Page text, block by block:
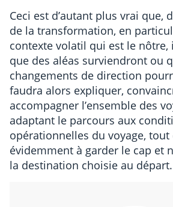
Ceci est d’autant plus vrai que,
de la transformation, en
contexte volatil qui est le
que des aléas surviendront ou
changements de direction
faudra alors expliquer,
accompagner l’ensemble des
adaptant le parcours aux
opérationnelles du voyage,
évidemment à garder le cap et
la destination choisie au départ.